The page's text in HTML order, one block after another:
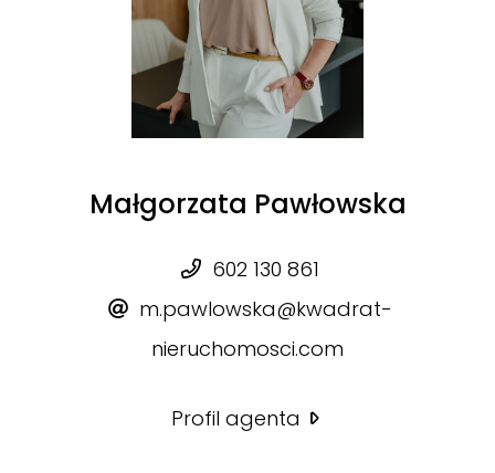
Małgorzata Pawłowska
602 130 861
m.pawlowska@kwadrat-
nieruchomosci.com
Profil agenta